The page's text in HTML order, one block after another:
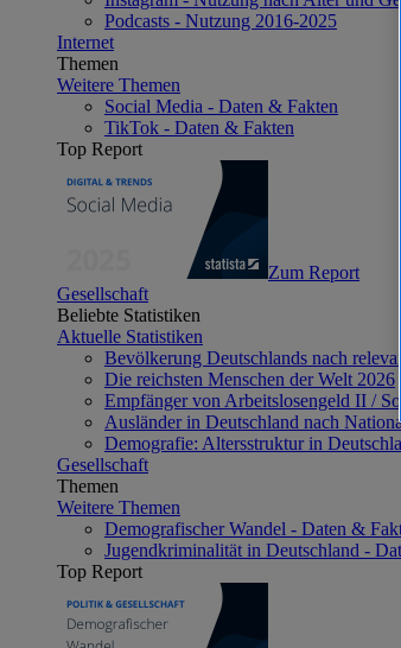
Podcasts - Nutzung 2016-2025
Internet
Themen
Weitere Themen
Social Media - Daten & Fakten
TikTok - Daten & Fakten
Top Report
Zum Report
Gesellschaft
Beliebte Statistiken
Aktuelle Statistiken
Bevölkerung Deutschlands nach
Die reichsten Menschen der Welt 2026
Empfänger von Arbeitslosengeld II /
Ausländer in Deutschland nach
Demografie: Altersstruktur in
Gesellschaft
Themen
Weitere Themen
Demografischer Wandel - Daten &
Jugendkriminalität in Deutschland -
Top Report